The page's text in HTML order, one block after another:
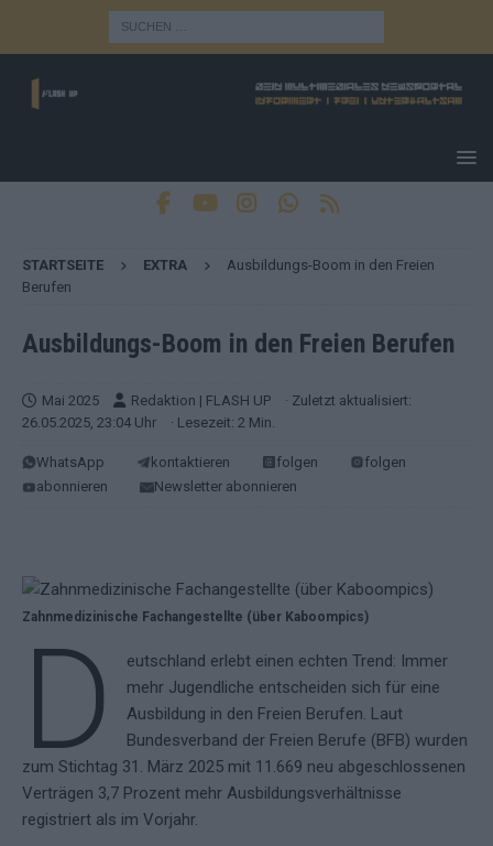
STARTSEITE EXTRA
Ausbildungs-Boom in den Freien
Berufen
Ausbildungs-Boom in den Freien Berufen
Mai 2025 Redaktion | FLASH UP
· Zuletzt aktualisiert:
26.05.2025, 23:04 Uhr
· Lesezeit: 2 Min.
WhatsApp kontaktieren folgen
folgen
abonnieren
Newsletter abonnieren
Zahnmedizinische Fachangestellte (über Kaboompics)
D
eutschland erlebt einen echten Trend: Immer
mehr Jugendliche entscheiden sich für eine
Ausbildung in den Freien Berufen. Laut
Bundesverband der Freien Berufe (BFB) wurden
zum Stichtag 31. März 2025 mit 11.669 neu abgeschlossenen
Verträgen 3,7 Prozent mehr Ausbildungsverhältnisse
registriert als im Vorjahr.